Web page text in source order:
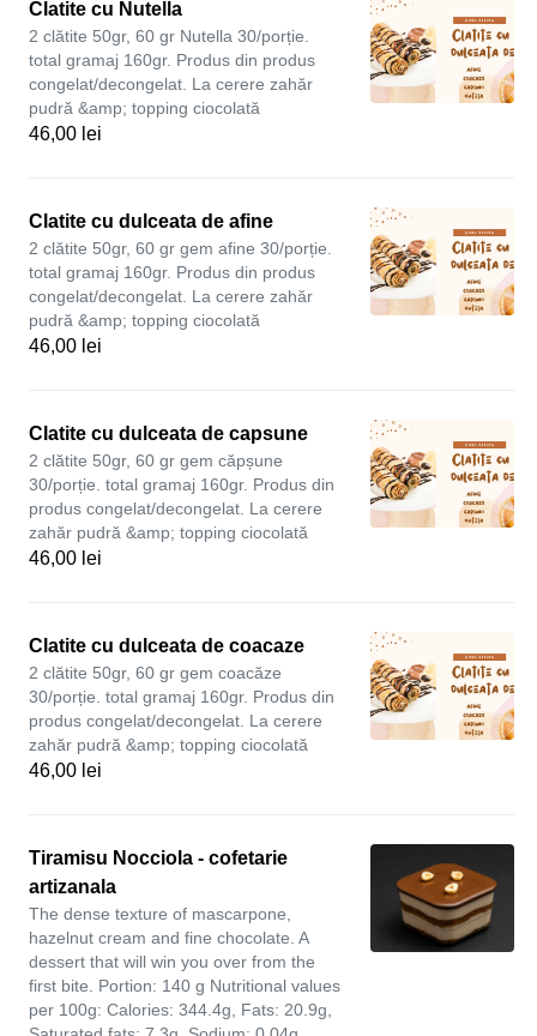
Clatite cu Nutella
2 clătite 50gr, 60 gr Nutella 30/porție.
total gramaj 160gr. Produs din produs
congelat/decongelat. La cerere zahăr
pudră &amp; topping ciocolată
46,00 lei
Clatite cu dulceata de afine
2 clătite 50gr, 60 gr gem afine 30/porție.
total gramaj 160gr. Produs din produs
congelat/decongelat. La cerere zahăr
pudră &amp; topping ciocolată
46,00 lei
Clatite cu dulceata de capsune
2 clătite 50gr, 60 gr gem căpșune
30/porție. total gramaj 160gr. Produs din
produs congelat/decongelat. La cerere
zahăr pudră &amp; topping ciocolată
46,00 lei
Clatite cu dulceata de coacaze
2 clătite 50gr, 60 gr gem coacăze
30/porție. total gramaj 160gr. Produs din
produs congelat/decongelat. La cerere
zahăr pudră &amp; topping ciocolată
46,00 lei
Tiramisu Nocciola - cofetarie
artizanala
The dense texture of mascarpone,
hazelnut cream and fine chocolate. A
dessert that will win you over from the
first bite. Portion: 140 g Nutritional values
per 100g: Calories: 344.4g, Fats: 20.9g,